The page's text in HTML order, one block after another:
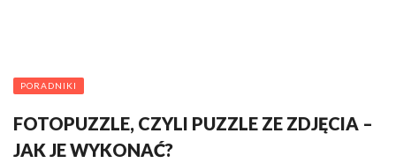
PORADNIKI
FOTOPUZZLE, CZYLI PUZZLE ZE ZDJĘCIA –
JAK JE WYKONAĆ?